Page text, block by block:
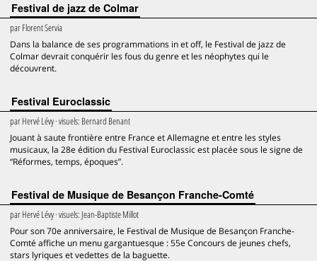
Festival de jazz de Colmar
parFlorent Servia
Dans la balance de ses programmations in et off, le Festival de jazz de
Colmar devrait conquérir les fous du genre et les néophytes qui le
découvrent.
Festival Euroclassic
parHervé Lévy· visuels: Bernard Benant
Jouant à saute frontière entre France et Allemagne et entre les styles
musicaux, la 28e édition du Festival Euroclassic est placée sous le signe de
“Réformes, temps, époques”.
Festival de Musique de Besançon Franche-Comté
parHervé Lévy· visuels: Jean-Baptiste Millot
Pour son 70e anniversaire, le Festival de Musique de Besançon Franche-
Comté affiche un menu gargantuesque : 55e Concours de jeunes chefs,
stars lyriques et vedettes de la baguette.